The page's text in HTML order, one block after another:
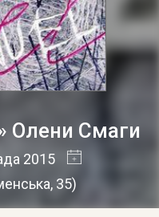
Олени Смаги
2015
35)